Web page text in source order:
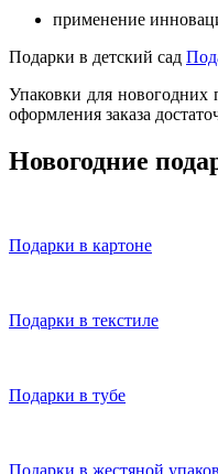
применение
Подарки в детский сад
Упаковки для новогодних
оформления заказа
Новогодние
Подарки в картоне
Подарки в текстиле
Подарки в тубе